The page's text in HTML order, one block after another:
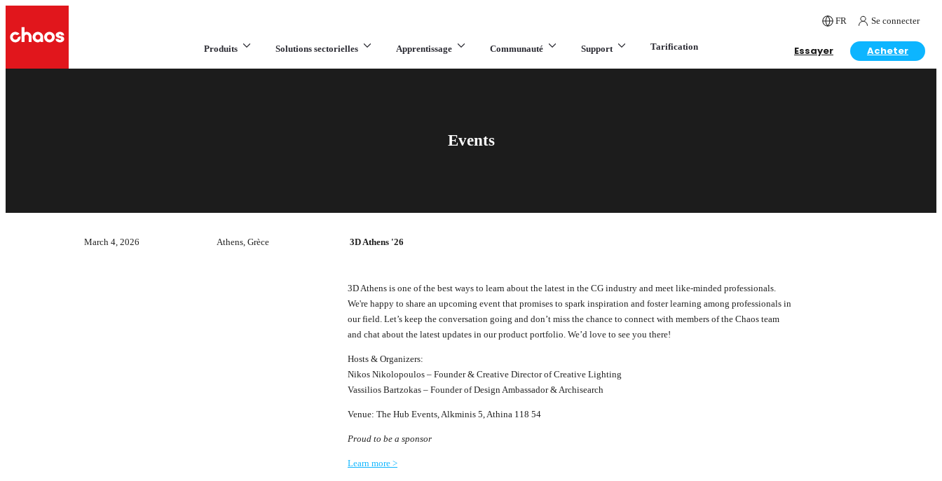
FR Se connecter
Produits Solutions sectorielles Apprentissage Communauté Support Tarification Essayer Acheter
Events
March 4, 2026 Athens, Grèce 3D Athens '26
3D Athens is one of the best ways to learn about the latest in the CG industry and meet like-minded professionals.
We're happy to share an upcoming event that promises to spark inspiration and foster learning among professionals in
our field. Let’s keep the conversation going and don’t miss the chance to connect with members of the Chaos team
and chat about the latest updates in our product portfolio. We’d love to see you there!
Hosts & Organizers:
Nikos Nikolopoulos – Founder & Creative Director of Creative Lighting
Vassilios Bartzokas – Founder of Design Ambassador & Archisearch
Venue: The Hub Events, Alkminis 5, Athina 118 54
Proud to be a sponsor
Learn more >